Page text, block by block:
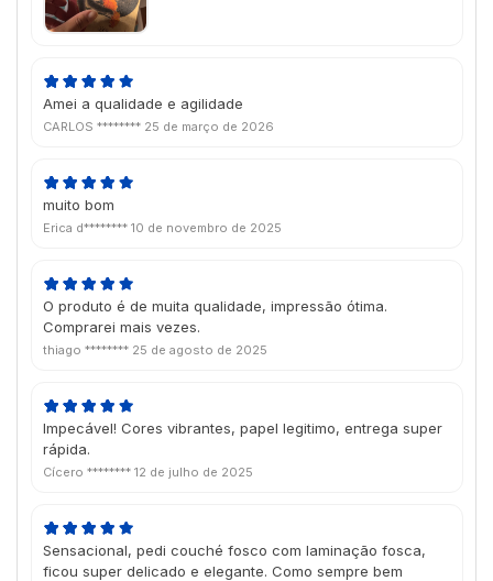
Amei a qualidade e agilidade
CARLOS ******** 25 de março de 2026
muito bom
Erica d******** 10 de novembro de 2025
O produto é de muita qualidade, impressão ótima.
Comprarei mais vezes.
thiago ******** 25 de agosto de 2025
Impecável! Cores vibrantes, papel legitimo, entrega super
rápida.
Cícero ******** 12 de julho de 2025
Sensacional, pedi couché fosco com laminação fosca,
ficou super delicado e elegante. Como sempre bem